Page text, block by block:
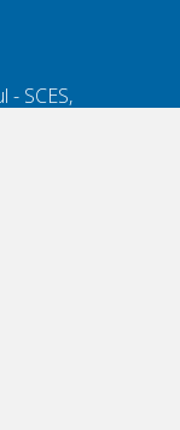
- SCES,